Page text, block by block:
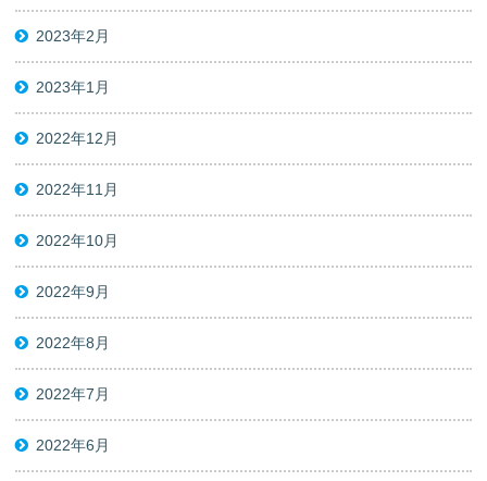
2023年2月
2023年1月
2022年12月
2022年11月
2022年10月
2022年9月
2022年8月
2022年7月
2022年6月